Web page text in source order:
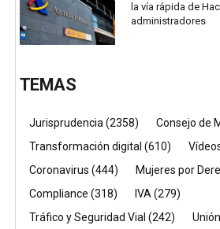
la vía rápida de
administradores
TEMAS
Jurisprudencia (2358) Consejo de
Transformación digital (610)
Coronavirus (444) Mujeres por
Compliance (318) IVA (279)
Tráfico y Seguridad Vial (242)